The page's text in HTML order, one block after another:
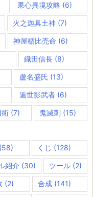
果心異境攻略 (6)
火之迦具土神 (7)
神屋楯比売命 (6)
織田信長 (8)
蘆名盛氏 (13)
遁世影武者(6)
術 (7) 鬼滅刺(15)
(58) くじ (128)
紹介 (30) ツール(2)
(2) 合成 (141)